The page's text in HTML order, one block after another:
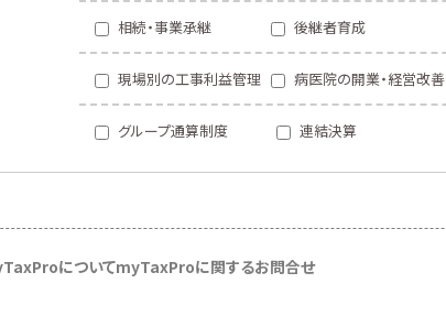
相続・事業承継 後継者育成
現場別の工事利益管理 病医院の開業・経営改善
グループ通算制度 連結決算
についてmyTaxProに関するお問合せ